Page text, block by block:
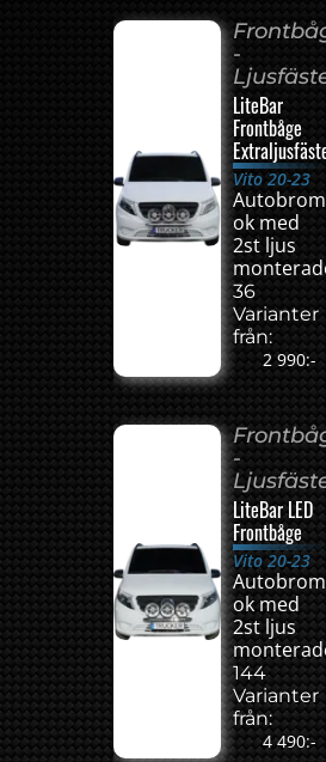
-
LiteBar
Frontbåge
Vito 20-23
Autobrom
ok med
2st ljus
36
Varianter
från:
2 990:-
-
LiteBar LED
Frontbåge
Vito 20-23
ok med
2st ljus
144
Varianter
från:
4 490:-